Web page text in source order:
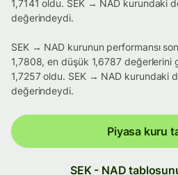
1,7141 oldu. SEK → NAD kurundaki
değerindeydi.
SEK → NAD kurunun performansı
1,7808, en düşük 1,6787 değerlerini
1,7257 oldu. SEK → NAD kurundaki
değerindeydi.
Piyasa kuru
SEK - NAD